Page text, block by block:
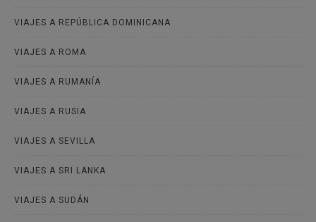
VIAJES A REPÚBLICA DOMINICANA
VIAJES A ROMA
VIAJES A RUMANÍA
VIAJES A RUSIA
VIAJES A SEVILLA
VIAJES A SRI LANKA
VIAJES A SUDÁN